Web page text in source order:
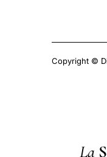
Copyright ©
La